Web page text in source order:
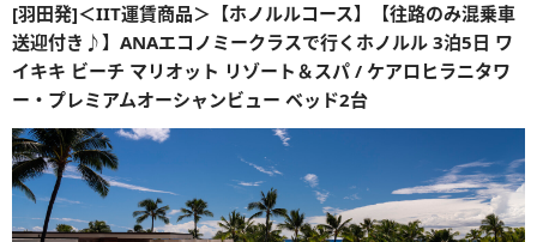
[羽田発]＜IIT運賃商品＞【ホノルルコース】【往路のみ混乗車
送迎付き♪】ANAエコノミークラスで行くホノルル 3泊5日 ワ
イキキ ビーチ マリオット リゾート＆スパ / ケアロヒラニタワ
ー・プレミアムオーシャンビュー ベッド2台